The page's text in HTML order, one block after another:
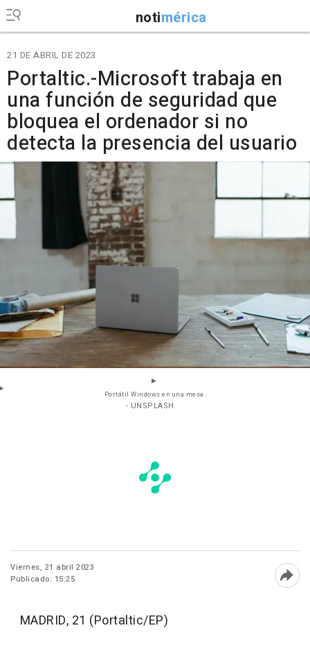
notimérica
21 DE ABRIL DE 2023
Portaltic.-Microsoft trabaja en
una función de seguridad que
bloquea el ordenador si no
detecta la presencia del usuario
Portátil Windows en una mesa.
- UNSPLASH
Viernes, 21 abril 2023
Publicado: 15:25
MADRID, 21 (Portaltic/EP)